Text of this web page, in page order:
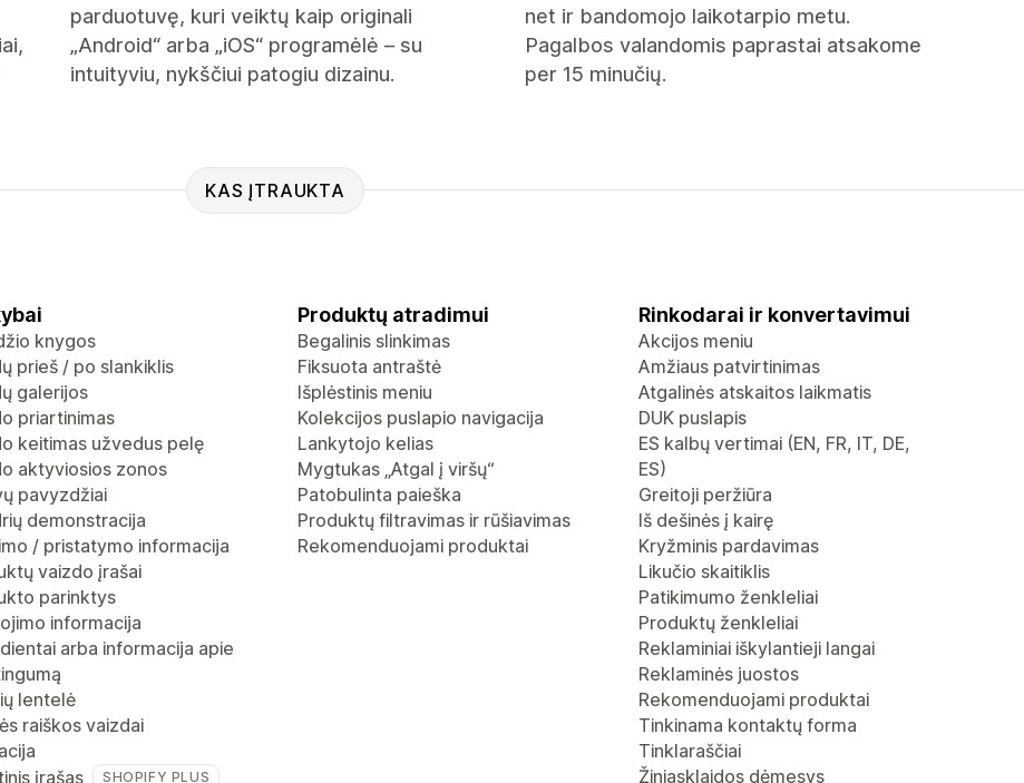
parduotuvę, kuri veiktų kaip originali
„Android“ arba „iOS“ programėlė – su
intuityviu, nykščiui patogiu dizainu.
net ir bandomojo laikotarpio metu.
Pagalbos valandomis paprastai atsakome
per 15 minučių.
KAS ĮTRAUKTA
knygos
prieš / po slankiklis
galerijos
priartinimas
keitimas užvedus pelę
aktyviosios zonos
pavyzdžiai
demonstracija
/ pristatymo informacija
vaizdo įrašai
parinktys
informacija
arba informacija apie
lentelė
raiškos vaizdai
įrašas
SHOPIFY PLUS
Produktų atradimui
Begalinis slinkimas
Fiksuota antraštė
Išplėstinis meniu
Kolekcijos puslapio navigacija
Lankytojo kelias
Mygtukas „Atgal į viršų“
Patobulinta paieška
Produktų filtravimas ir rūšiavimas
Rekomenduojami produktai
Rinkodarai ir konvertavimui
Akcijos meniu
Amžiaus patvirtinimas
Atgalinės atskaitos laikmatis
DUK puslapis
ES kalbų vertimai (EN, FR, IT, DE,
ES)
Greitoji peržiūra
Iš dešinės į kairę
Kryžminis pardavimas
Likučio skaitiklis
Patikimumo ženkleliai
Produktų ženkleliai
Reklaminiai iškylantieji langai
Reklaminės juostos
Rekomenduojami produktai
Tinkinama kontaktų forma
Tinklaraščiai
Žiniasklaidos dėmesys